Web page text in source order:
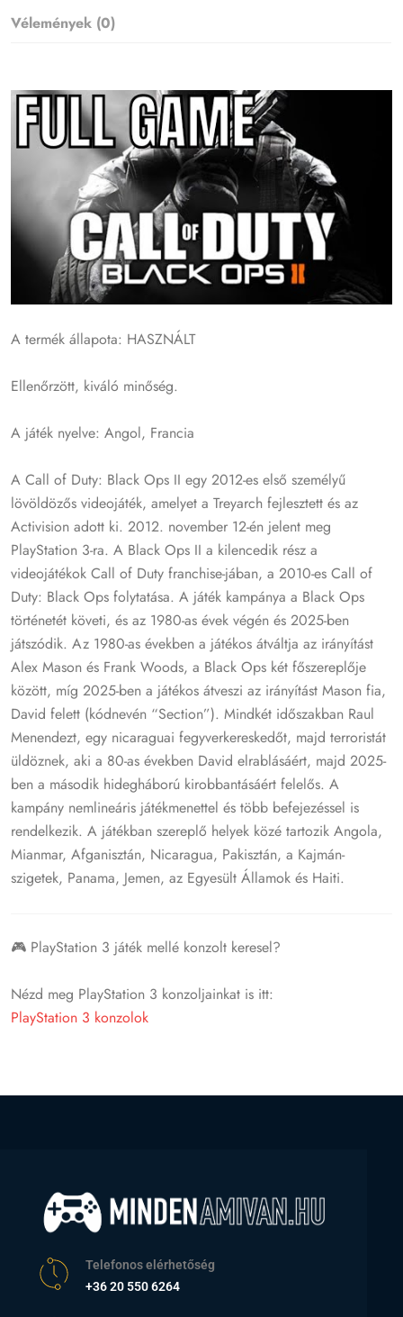
Vélemények (0)
A termék állapota: HASZNÁLT
Ellenőrzött, kiváló minőség.
A játék nyelve: Angol, Francia
A Call of Duty: Black Ops II egy 2012-es első személyű
lövöldözős videojáték, amelyet a Treyarch fejlesztett és az
Activision adott ki. 2012. november 12-én jelent meg
PlayStation 3-ra. A Black Ops II a kilencedik rész a
videojátékok Call of Duty franchise-jában, a 2010-es Call of
Duty: Black Ops folytatása.A játék kampánya a Black Ops
történetét követi, és az 1980-as évek végén és 2025-ben
játszódik. Az 1980-as években a játékos átváltja az irányítást
Alex Mason és Frank Woods, a Black Ops két főszereplője
között, míg 2025-ben a játékos átveszi az irányítást Mason fia,
David felett (kódnevén “Section”). Mindkét időszakban Raul
Menendezt, egy nicaraguai fegyverkereskedőt, majd terroristát
üldöznek, aki a 80-as években David elrablásáért, majd 2025-
ben a második hidegháború kirobbantásáért felelős. A
kampány nemlineáris játékmenettel és több befejezéssel is
rendelkezik. A játékban szereplő helyek közé tartozik Angola,
Mianmar, Afganisztán, Nicaragua, Pakisztán, a Kajmán-
szigetek, Panama, Jemen, az Egyesült Államok és Haiti.
🎮 PlayStation 3 játék mellé konzolt keresel?
Nézd meg PlayStation 3 konzoljainkat is itt:
PlayStation 3 konzolok
Telefonos elérhetőség
+36 20 550 6264